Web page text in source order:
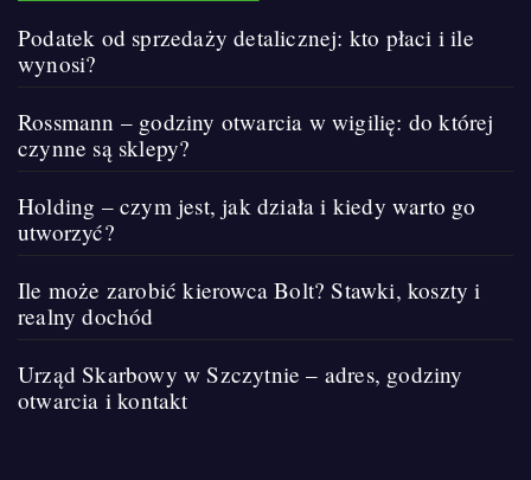
Podatek od sprzedaży detalicznej: kto płaci i ile
wynosi?
Rossmann – godziny otwarcia w wigilię: do której
czynne są sklepy?
Holding – czym jest, jak działa i kiedy warto go
utworzyć?
Ile może zarobić kierowca Bolt? Stawki, koszty i
realny dochód
Urząd Skarbowy w Szczytnie – adres, godziny
otwarcia i kontakt